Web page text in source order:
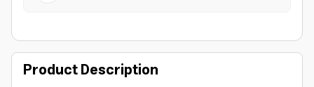
Product Description